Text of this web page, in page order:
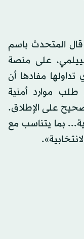
قال المتحدث باسم
على منصة
مفادها أن
موارد أمنية
على الإطلاق.
بما يتناسب مع